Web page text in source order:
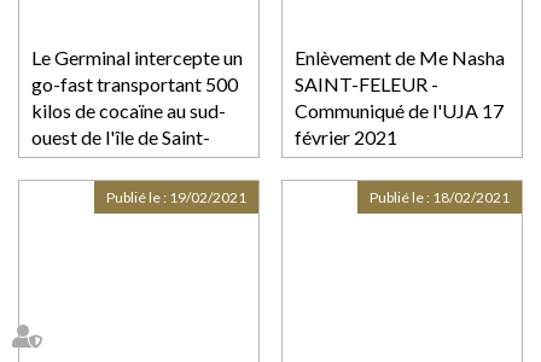
Le Germinal intercepte un
go-fast transportant 500
kilos de cocaïne au sud-
ouest de l'île de Saint-
Martin
Enlèvement de Me Nasha
SAINT-FELEUR -
Communiqué de l'UJA 17
février 2021
Publié le : 19/02/2021 Publié le : 18/02/2021